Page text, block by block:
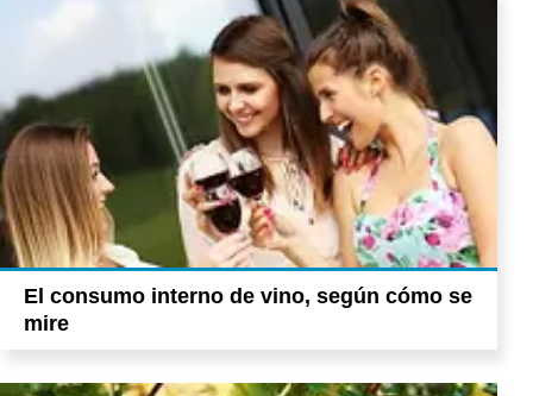
El consumo interno de vino, según cómo se
mire